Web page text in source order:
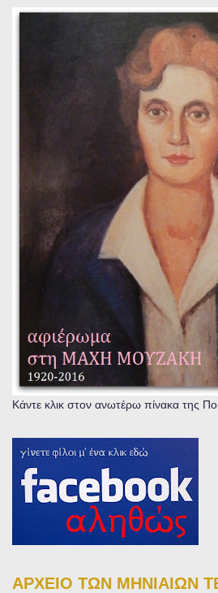
Κάντε κλικ στον ανωτέρω πίνακα της
ΑΡΧΕΙΟ ΤΩΝ ΜΗΝΙΑΙΩΝ